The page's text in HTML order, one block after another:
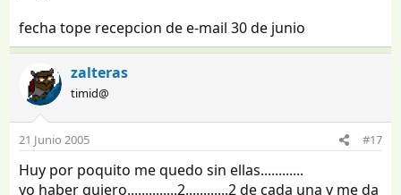
fecha tope recepcion de e-mail 30 de junio
zalteras
timid@
21 Junio 2005 #17
Huy por poquito me quedo sin ellas............
yo haber quiero..............2............2 de cada una y me da